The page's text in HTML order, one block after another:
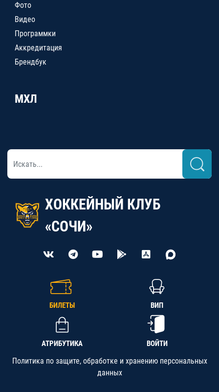
Фото
Видео
Программки
Аккредитация
Брендбук
МХЛ
ХОККЕЙНЫЙ КЛУБ
«СОЧИ»
БИЛЕТЫ ВИП
АТРИБУТИКА ВОЙТИ
Политика по защите, обработке и хранению персональных
данных